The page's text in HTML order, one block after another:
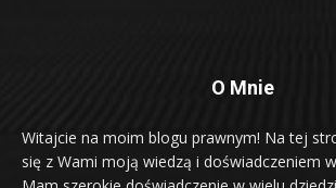
O Mnie
Witajcie na moim blogu prawnym! Na tej
się z Wami moją wiedzą i doświadczeniem